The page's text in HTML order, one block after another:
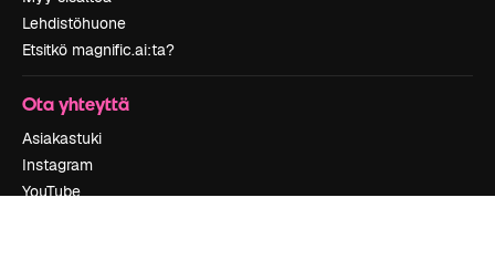
Lehdistöhuone
Etsitkö magnific.ai:ta?
Ota yhteyttä
Asiakastuki
Instagram
YouTube